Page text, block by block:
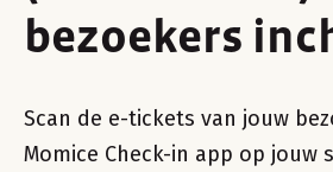
bezoekers
Scan de e-tickets van jouw
Momice Check-in app op jouw